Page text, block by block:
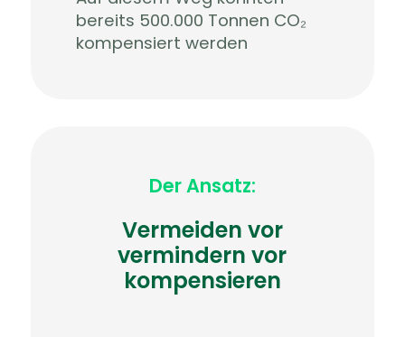
bereits 500.000 Tonnen CO₂
kompensiert werden
Der Ansatz:
Vermeiden vor
vermindern vor
kompensieren